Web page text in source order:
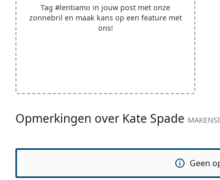
Tag #lentiamo in jouw post met onze
zonnebril en maak kans op een feature met
ons!
Opmerkingen over Kate Spade
Geen